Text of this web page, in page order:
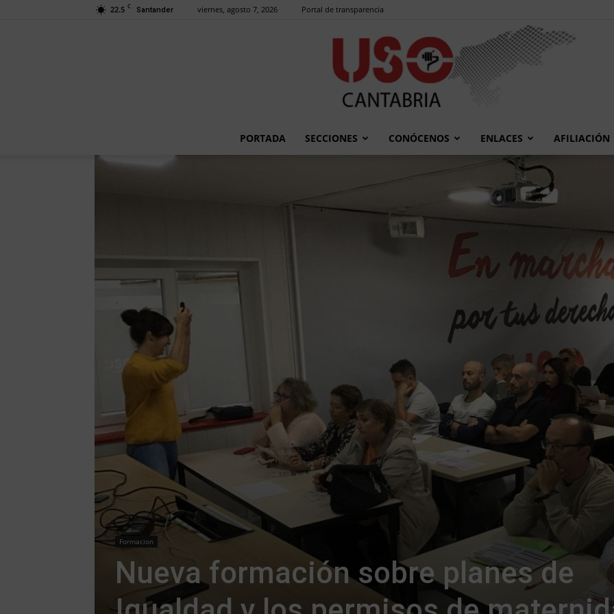
22.5 C Santander viernes, agosto 7, 2026 Portal de transparencia
Cantabria
PORTADA SECCIONES CONÓCENOS ENLACES AFILIACIÓN
Formacion
Nueva formación sobre planes de